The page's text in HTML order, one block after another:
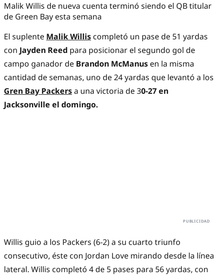
Malik Willis de nueva cuenta terminó siendo el QB titular
de Green Bay esta semana
El suplente Malik Willis completó un pase de 51 yardas
con Jayden Reed para posicionar el segundo gol de
campo ganador de Brandon McManus en la misma
cantidad de semanas, uno de 24 yardas que levantó a los
Gren Bay Packersa una victoria de 30-27 en
Jacksonville el domingo.
Willis guio a los Packers (6-2) a su cuarto triunfo
consecutivo, éste con Jordan Love mirando desde la línea
lateral. Willis completó 4 de 5 pases para 56 yardas, con